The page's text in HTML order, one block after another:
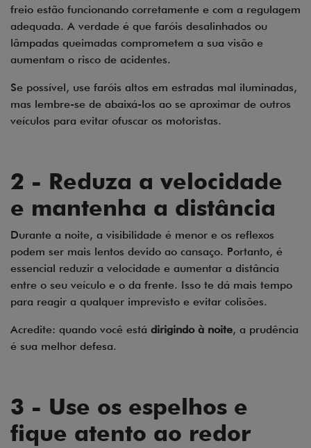
freio estão funcionando corretamente e com a regulagem
adequada. A verdade é que faróis desalinhados ou
lâmpadas queimadas comprometem a sua visão e
aumentam o risco de acidentes.
Se possível, use faróis altos em estradas mal iluminadas,
mas lembre-se de abaixá-los ao se aproximar de outros
veículos para evitar ofuscar os motoristas.
2 - Reduza a velocidade
e mantenha a distância
Durante a noite, a visibilidade é menor e os reflexos
podem ser mais lentos devido ao cansaço. Portanto, é
essencial reduzir a velocidade e aumentar a distância
entre o seu veículo e o da frente. Isso te dá mais tempo
para reagir a qualquer imprevisto e evitar colisões.
Acredite: quando você está dirigindo à noite, a prudência
é sua melhor defesa.
3 - Use os espelhos e
fique atento ao redor